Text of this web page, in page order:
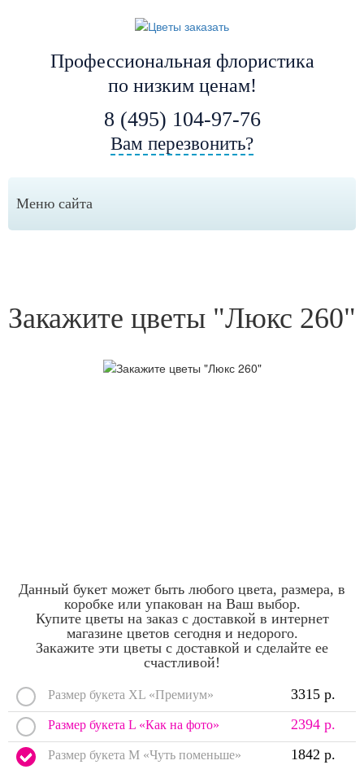
Профессиональная флористика
по низким ценам!
8 (495) 104-97-76
Вам перезвонить?
Меню сайта
Закажите цветы "Люкс 260"
Данный букет может быть любого цвета, размера, в
коробке или упакован на Ваш выбор.
Купите цветы на заказ с доставкой в интернет
магазине цветов сегодня и недорого.
Закажите эти цветы с доставкой и сделайте ее
счастливой!
Размер букета XL «Премиум» 3315 р.
Размер букета L «Как на фото» 2394 р.
Размер букета M «Чуть поменьше» 1842 р.